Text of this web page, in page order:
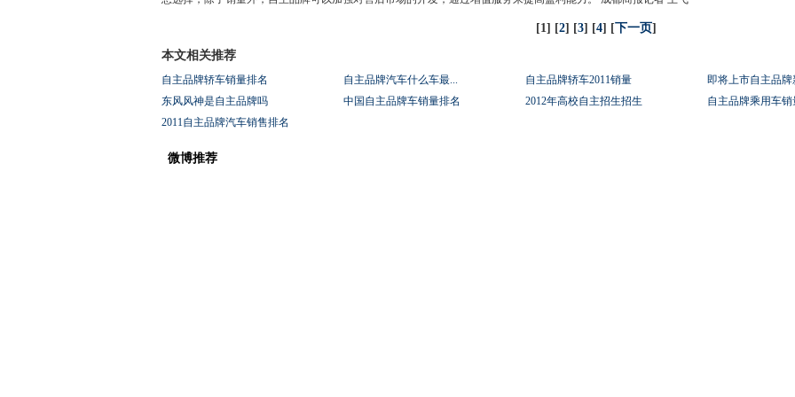
[1] [2] [3] [4] [下一页]
本文相关推荐
自主品牌轿车销量排名 自主品牌汽车什么车最... 自主品牌轿车2011销量
即将上市自主品牌
东风风神是自主品牌吗
中国自主品牌车销量排名 2012年高校自主招生招生
自主品牌乘用车销
2011自主品牌汽车销售排名
微博推荐